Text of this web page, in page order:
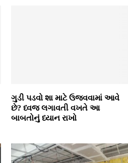
ગુડી પડવો શા માટે ઉજવવામાં આવે
છે? ધ્વજ લગાવતી વખતે આ
બાબતોનું ધ્યાન રાખો